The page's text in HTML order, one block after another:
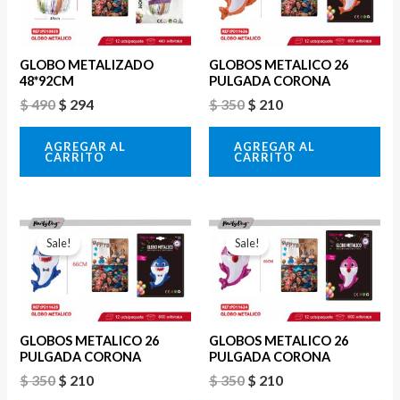
GLOBO METALIZADO
48*92CM
$490
$ 490.
$ 294
$ 294.
AGREGAR AL
CARRITO
GLOBOS METALICO 26
PULGADA CORONA
$350
$ 350.
$ 210
$ 210.
AGREGAR AL
CARRITO
Sale!
GLOBOS METALICO 26
PULGADA CORONA
$350
El
precio
original
era:
$ 350.
$ 210
El
precio
actual
es:
$ 210.
Sale!
GLOBOS METALICO 26
PULGADA CORONA
$350
El
precio
original
era:
$ 350.
$ 210
El
precio
actual
es:
$ 210.